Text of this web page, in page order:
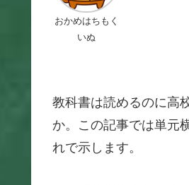
おかめはちもく
いぬ
教科書は読めるのに高
か。この記事では単元
れで示します。